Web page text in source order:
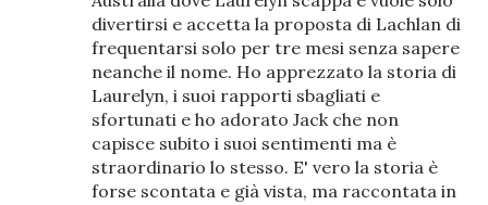
divertirsi e accetta la proposta di Lachlan di
frequentarsi solo per tre mesi senza sapere
neanche il nome. Ho apprezzato la storia di
Laurelyn, i suoi rapporti sbagliati e
sfortunati e ho adorato Jack che non
capisce subito i suoi sentimenti ma è
straordinario lo stesso. E' vero la storia è
forse scontata e già vista, ma raccontata in